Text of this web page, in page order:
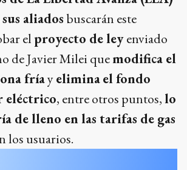
aliadosbuscarán este
el proyecto de leyenviado
de Javier Milei quemodifica el
fríayeliminael fondo
eléctrico, entre otros puntos,lo
de lleno en las tarifas de gas
los usuarios.